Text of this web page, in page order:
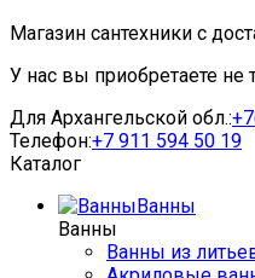
Магазин сантехники с
У нас вы приобретаете
Для Архангельской обл.:
Телефон:+7 911 594 50 19
Каталог
Ванны
Ванны
Ванны из